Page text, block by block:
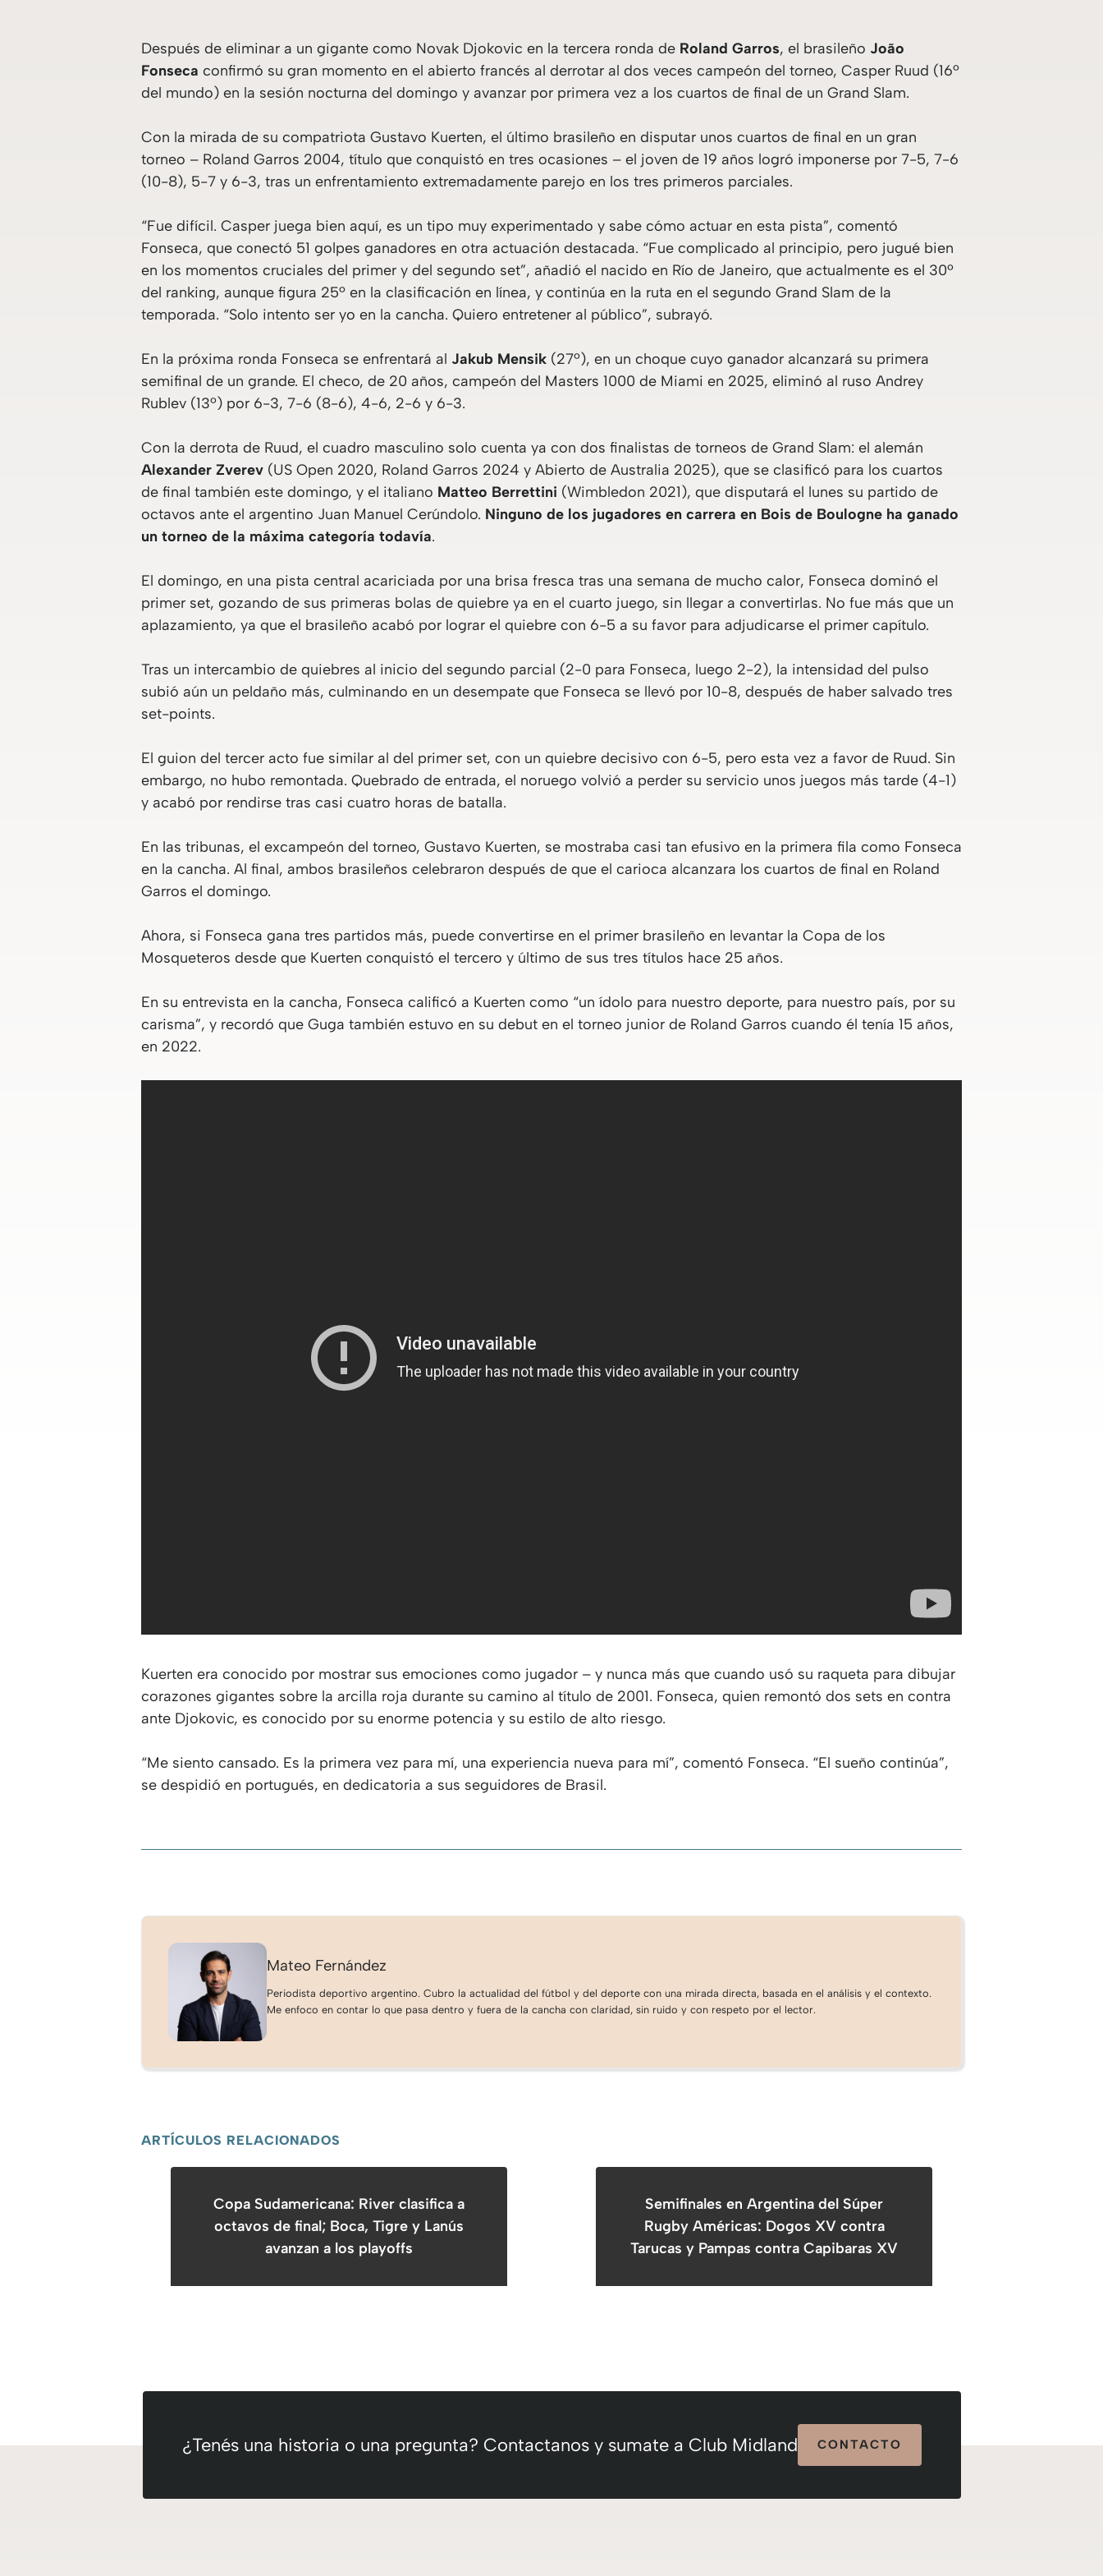
Después de eliminar a un gigante como Novak Djokovic en la tercera ronda de Roland Garros, el brasileño João
Fonseca confirmó su gran momento en el abierto francés al derrotar al dos veces campeón del torneo, Casper Ruud (16º
del mundo) en la sesión nocturna del domingo y avanzar por primera vez a los cuartos de final de un Grand Slam.
Con la mirada de su compatriota Gustavo Kuerten, el último brasileño en disputar unos cuartos de final en un gran
torneo – Roland Garros 2004, título que conquistó en tres ocasiones – el joven de 19 años logró imponerse por 7-5, 7-6
(10-8), 5-7 y 6-3, tras un enfrentamiento extremadamente parejo en los tres primeros parciales.
“Fue difícil. Casper juega bien aquí, es un tipo muy experimentado y sabe cómo actuar en esta pista”, comentó
Fonseca, que conectó 51 golpes ganadores en otra actuación destacada. “Fue complicado al principio, pero jugué bien
en los momentos cruciales del primer y del segundo set”, añadió el nacido en Río de Janeiro, que actualmente es el 30º
del ranking, aunque figura 25º en la clasificación en línea, y continúa en la ruta en el segundo Grand Slam de la
temporada. “Solo intento ser yo en la cancha. Quiero entretener al público”, subrayó.
En la próxima ronda Fonseca se enfrentará al Jakub Mensik (27º), en un choque cuyo ganador alcanzará su primera
semifinal de un grande. El checo, de 20 años, campeón del Masters 1000 de Miami en 2025, eliminó al ruso Andrey
Rublev (13º) por 6-3, 7-6 (8-6), 4-6, 2-6 y 6-3.
Con la derrota de Ruud, el cuadro masculino solo cuenta ya con dos finalistas de torneos de Grand Slam: el alemán
Alexander Zverev (US Open 2020, Roland Garros 2024 y Abierto de Australia 2025), que se clasificó para los cuartos
de final también este domingo, y el italiano Matteo Berrettini (Wimbledon 2021), que disputará el lunes su partido de
octavos ante el argentino Juan Manuel Cerúndolo. Ninguno de los jugadores en carrera en Bois de Boulogne ha ganado
un torneo de la máxima categoría todavía.
El domingo, en una pista central acariciada por una brisa fresca tras una semana de mucho calor, Fonseca dominó el
primer set, gozando de sus primeras bolas de quiebre ya en el cuarto juego, sin llegar a convertirlas. No fue más que un
aplazamiento, ya que el brasileño acabó por lograr el quiebre con 6-5 a su favor para adjudicarse el primer capítulo.
Tras un intercambio de quiebres al inicio del segundo parcial (2-0 para Fonseca, luego 2-2), la intensidad del pulso
subió aún un peldaño más, culminando en un desempate que Fonseca se llevó por 10-8, después de haber salvado tres
set-points.
El guion del tercer acto fue similar al del primer set, con un quiebre decisivo con 6-5, pero esta vez a favor de Ruud. Sin
embargo, no hubo remontada. Quebrado de entrada, el noruego volvió a perder su servicio unos juegos más tarde (4-1)
y acabó por rendirse tras casi cuatro horas de batalla.
En las tribunas, el excampeón del torneo, Gustavo Kuerten, se mostraba casi tan efusivo en la primera fila como Fonseca
en la cancha. Al final, ambos brasileños celebraron después de que el carioca alcanzara los cuartos de final en Roland
Garros el domingo.
Ahora, si Fonseca gana tres partidos más, puede convertirse en el primer brasileño en levantar la Copa de los
Mosqueteros desde que Kuerten conquistó el tercero y último de sus tres títulos hace 25 años.
En su entrevista en la cancha, Fonseca calificó a Kuerten como “un ídolo para nuestro deporte, para nuestro país, por su
carisma”, y recordó que Guga también estuvo en su debut en el torneo junior de Roland Garros cuando él tenía 15 años,
en 2022.
Kuerten era conocido por mostrar sus emociones como jugador – y nunca más que cuando usó su raqueta para dibujar
corazones gigantes sobre la arcilla roja durante su camino al título de 2001. Fonseca, quien remontó dos sets en contra
ante Djokovic, es conocido por su enorme potencia y su estilo de alto riesgo.
“Me siento cansado. Es la primera vez para mí, una experiencia nueva para mí”, comentó Fonseca. “El sueño continúa”,
se despidió en portugués, en dedicatoria a sus seguidores de Brasil.
Mateo Fernández
Periodista deportivo argentino. Cubro la actualidad del fútbol y del deporte con una mirada directa, basada en el análisis y el contexto.
Me enfoco en contar lo que pasa dentro y fuera de la cancha con claridad, sin ruido y con respeto por el lector.
ARTÍCULOS RELACIONADOS
Copa Sudamericana: River clasifica a
octavos de final; Boca, Tigre y Lanús
avanzan a los playoffs
Semifinales en Argentina del Súper
Rugby Américas: Dogos XV contra
Tarucas y Pampas contra Capibaras XV
¿Tenés una historia o una pregunta? Contactanos y sumate a Club Midland CONTACTO